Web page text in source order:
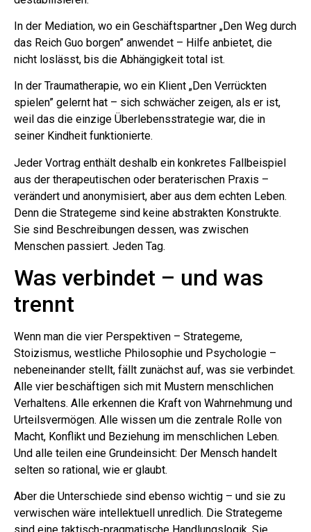
In der Mediation, wo ein Geschäftspartner „Den Weg durch
das Reich Guo borgen” anwendet – Hilfe anbietet, die
nicht loslässt, bis die Abhängigkeit total ist.
In der Traumatherapie, wo ein Klient „Den Verrückten
spielen” gelernt hat – sich schwächer zeigen, als er ist,
weil das die einzige Überlebensstrategie war, die in
seiner Kindheit funktionierte.
Jeder Vortrag enthält deshalb ein konkretes Fallbeispiel
aus der therapeutischen oder beraterischen Praxis –
verändert und anonymisiert, aber aus dem echten Leben.
Denn die Strategeme sind keine abstrakten Konstrukte.
Sie sind Beschreibungen dessen, was zwischen
Menschen passiert. Jeden Tag.
Was verbindet – und was
trennt
Wenn man die vier Perspektiven – Strategeme,
Stoizismus, westliche Philosophie und Psychologie –
nebeneinander stellt, fällt zunächst auf, was sie verbindet.
Alle vier beschäftigen sich mit Mustern menschlichen
Verhaltens. Alle erkennen die Kraft von Wahrnehmung und
Urteilsvermögen. Alle wissen um die zentrale Rolle von
Macht, Konflikt und Beziehung im menschlichen Leben.
Und alle teilen eine Grundeinsicht: Der Mensch handelt
selten so rational, wie er glaubt.
Aber die Unterschiede sind ebenso wichtig – und sie zu
verwischen wäre intellektuell unredlich. Die Strategeme